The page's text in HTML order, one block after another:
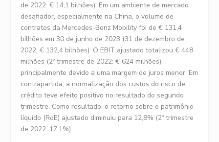
de 2022: € 14,1 bilhões). Em um ambiente de mercado
desafiador, especialmente na China, o volume de
contratos da Mercedes-Benz Mobility foi de € 131,4
bilhões em 30 de junho de 2023 (31 de dezembro de
2022: € 132,4 bilhões). O EBIT ajustado totalizou € 448
milhões (2º trimestre de 2022: € 624 milhões),
principalmente devido a uma margem de juros menor. Em
contrapartida, a normalização dos custos do risco de
crédito teve efeito positivo no resultado do segundo
trimestre. Como resultado, o retorno sobre o patrimônio
líquido (RoE) ajustado diminuiu para 12,8% (2º trimestre
de 2022: 17,1%).